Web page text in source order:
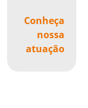
Conheça
nossa
atuação